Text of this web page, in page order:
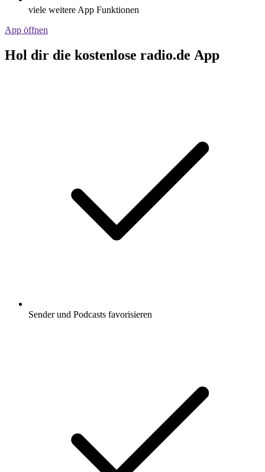
viele weitere App Funktionen
App öffnen
Hol dir die kostenlose radio.de App
Sender und Podcasts favorisieren